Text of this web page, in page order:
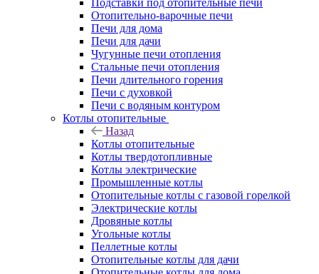
Подставки под отопительные печи
Отопительно-варочные печи
Печи для дома
Печи для дачи
Чугунные печи отопления
Стальные печи отопления
Печи длительного горения
Печи с духовкой
Печи с водяным контуром
Котлы отопительные
Назад
Котлы отопительные
Котлы твердотопливные
Котлы электрические
Промышленные котлы
Отопительные котлы с газовой горелкой
Электрические котлы
Дровяные котлы
Угольные котлы
Пеллетные котлы
Отопительные котлы для дачи